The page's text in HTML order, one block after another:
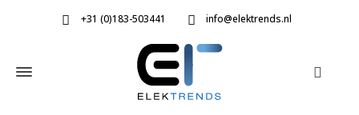
+31 (0)183-503441 info@elektrends.nl